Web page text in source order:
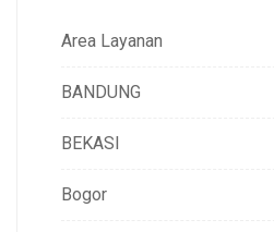
Area Layanan
BANDUNG
BEKASI
Bogor